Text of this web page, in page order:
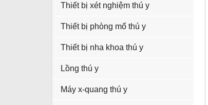
Thiết bị xét nghiệm thú y
Thiết bị phòng mổ thú y
Thiết bị nha khoa thú y
Lồng thú y
Máy x-quang thú y